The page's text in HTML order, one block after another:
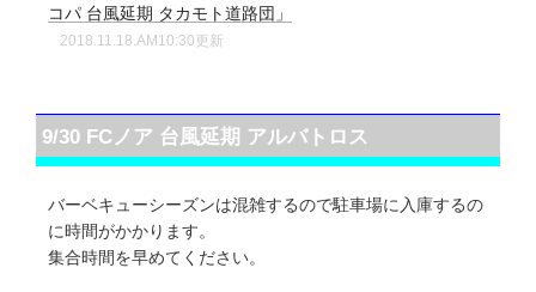
コパ 台風延期 タカモト道路団」
2018.11.18.AM10:30更新
9/30 FCノア 台風延期 アルバトロス
バーベキューシーズンは混雑するので駐車場に入庫するの
に時間がかかります。
集合時間を早めてください。